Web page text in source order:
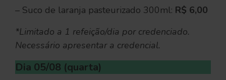
– Suco de laranja pasteurizado 300ml: R$ 6,00
*Limitado a 1 refeição/dia por credenciado.
Necessário apresentar a credencial.
Dia 05/08 (quarta)